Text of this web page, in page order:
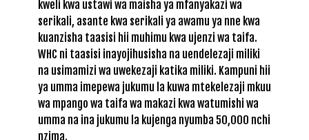
kweli kwa ustawi wa maisha ya mfanyakazi wa
serikali, asante kwa serikali ya awamu ya nne kwa
kuanzisha taasisi hii muhimu kwa ujenzi wa taifa.
WHC ni taasisi inayojihusisha na uendelezaji miliki
na usimamizi wa uwekezaji katika miliki. Kampuni hii
ya umma imepewa jukumu la kuwa mtekelezaji mkuu
wa mpango wa taifa wa makazi kwa watumishi wa
umma na ina jukumu la kujenga nyumba 50,000 nchi
nzima.